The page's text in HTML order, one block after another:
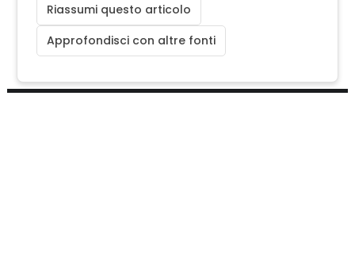
Riassumi questo articolo
Approfondisci con altre fonti